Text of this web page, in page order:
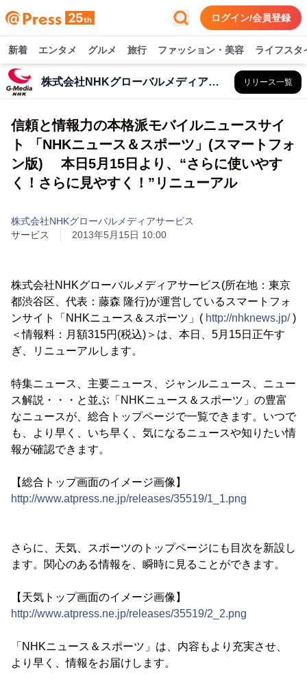
ログイン/会員登録
新着 エンタメ グルメ 旅行 ファッション・美容 ライフスタ
株式会社NHKグローバルメディアサービス リリース一覧
信頼と情報力の本格派モバイルニュースサイ
ト 「NHKニュース＆スポーツ」(スマートフォ
ン版) 本日5月15日より、“さらに使いやす
く！さらに見やすく！”リニューアル
株式会社NHKグローバルメディアサービス
サービス
2013年5月15日 10:00
株式会社NHKグローバルメディアサービス(所在地：東京
都渋谷区、代表：藤森 隆行)が運営しているスマートフォ
ンサイト「NHKニュース＆スポーツ」( http://nhknews.jp/)
＜情報料：月額315円(税込)＞は、本日、5月15日正午す
ぎ、リニューアルします。
特集ニュース、主要ニュース、ジャンルニュース、ニュー
ス解説・・・と並ぶ「NHKニュース＆スポーツ」の豊富
なニュースが、総合トップページで一覧できます。いつで
も、より早く、いち早く、気になるニュースや知りたい情
報が確認できます。
【総合トップ画面のイメージ画像】
http://www.atpress.ne.jp/releases/35519/1_1.png
さらに、天気、スポーツのトップページにも目次を新設し
ます。関心のある情報を、瞬時に見ることができます。
【天気トップ画面のイメージ画像】
http://www.atpress.ne.jp/releases/35519/2_2.png
「NHKニュース＆スポーツ」は、内容もより充実させ、
より早く、情報をお届けします。